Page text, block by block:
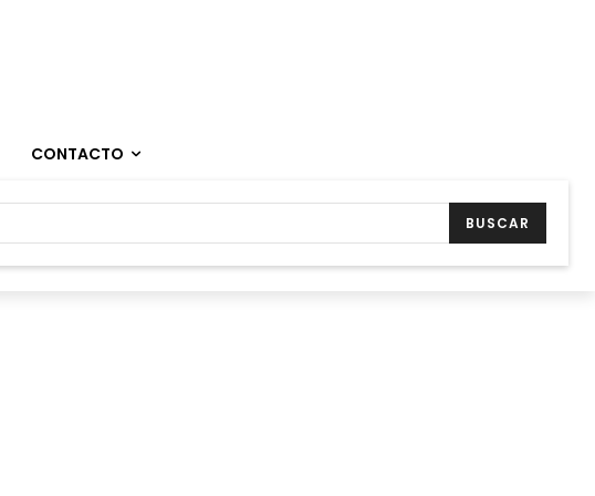
CONTACTO
BUSCAR